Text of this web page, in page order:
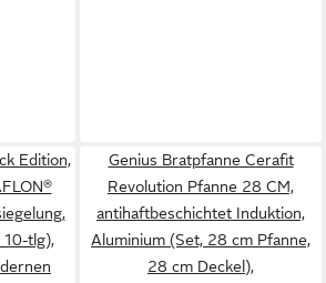
Edition,
10-tlg),
Genius Bratpfanne Cerafit
Revolution Pfanne 28 CM,
antihaftbeschichtet Induktion,
Aluminium (Set, 28 cm Pfanne,
28 cm Deckel),